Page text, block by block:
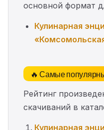
основной формат
Кулинарная
🔥 Самые
Рейтинг
скачиваний в
Кулинарная